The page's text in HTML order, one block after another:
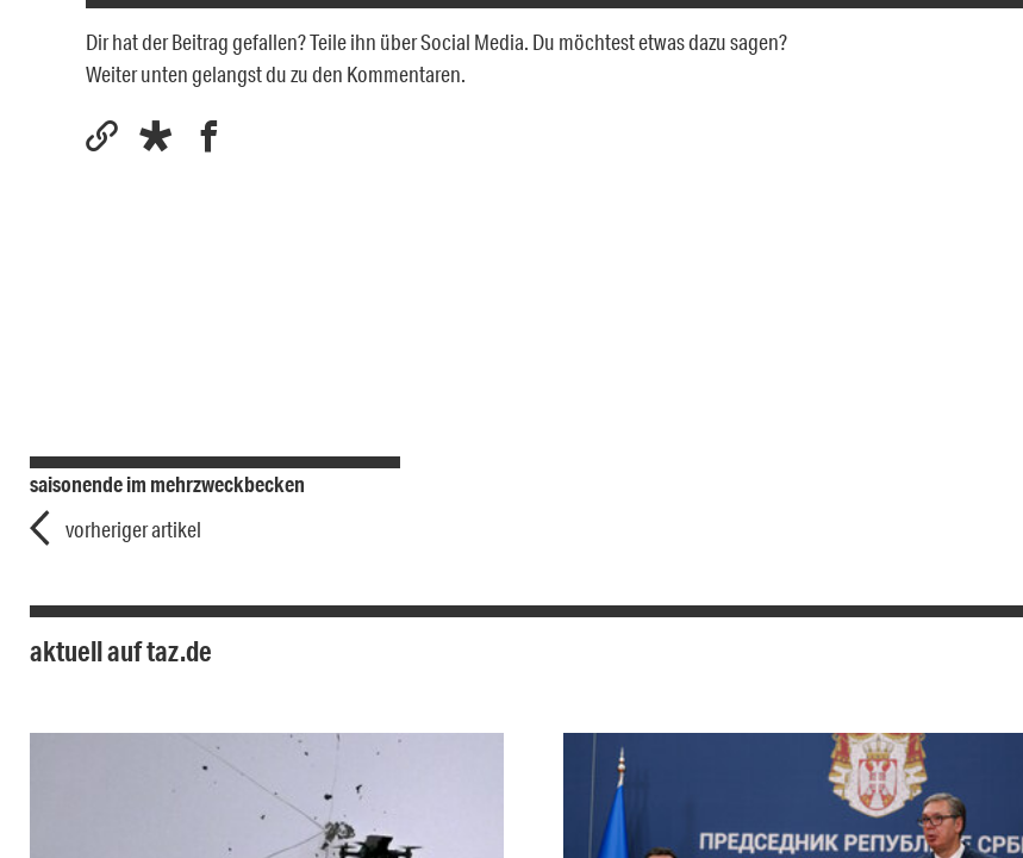
Dir hat der Beitrag gefallen? Teile ihn über Social Media. Du möchtest etwas dazu sagen?
Weiter unten gelangst du zu den Kommentaren.
saisonende im mehrzweckbecken
vorheriger artikel
aktuell auf taz.de